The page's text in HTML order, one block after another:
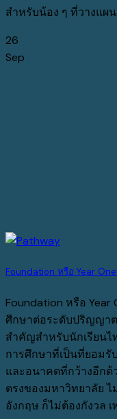
สำหรับน้อง ๆ ที่วางแผ
26
Sep
Foundation หรือ Year
Foundation หรือ Year
ศึกษาต่อระดับปริญญา
สำคัญสำหรับนักเรียนไ
การศึกษาที่เป็นที่ยอมรั
และอนาคตที่กว้างอีกด้
ตรงของมหาวิทยาลัย
อังกฤษ ก็ไม่ต้องกังวล เ